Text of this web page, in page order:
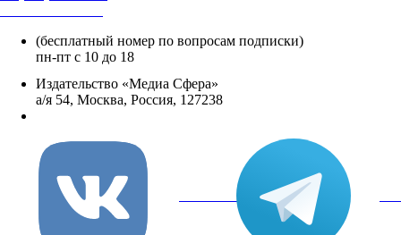
(бесплатный номер по вопросам подписки)
пн-пт с 10 до 18
Издательство «Медиа Сфера»
а/я 54, Москва, Россия, 127238
вКонтакте